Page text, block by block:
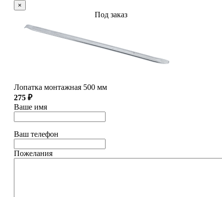
×
Под заказ
Лопатка монтажная 500 мм
275 ₽
Ваше имя
Ваш телефон
Пожелания